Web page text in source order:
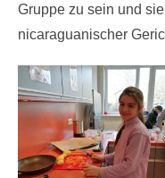
Gruppe zu sein und
nicaraguanischer